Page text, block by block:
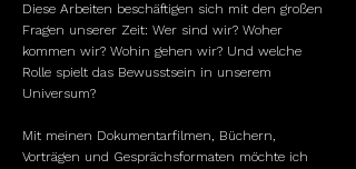
Diese Arbeiten beschäftigen sich mit den großen
Fragen unserer Zeit: Wer sind wir? Woher
kommen wir? Wohin gehen wir? Und welche
Rolle spielt das Bewusstsein in unserem
Universum?
Mit meinen Dokumentarfilmen, Büchern,
Vorträgen und Gesprächsformaten möchte ich